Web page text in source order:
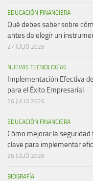
EDUCACIÓN FINANCIERA
Qué debes saber sobre
antes de elegir un
27 JULIO 2026
NUEVAS TECNOLOGÍAS
Implementación Efectiva
para el Éxito Empresarial
26 JULIO 2026
EDUCACIÓN FINANCIERA
Cómo mejorar la
clave para implementar
26 JULIO 2026
BIOGRAFÍA